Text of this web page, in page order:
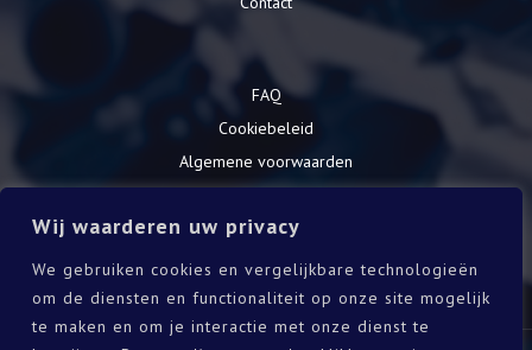
Wij waarderen uw privacy
We gebruiken cookies en vergelijkbare technologieën
om de diensten en functionaliteit op onze site mogelijk
te maken en om je interactie met onze dienst te
FAQ
Cookiebeleid
Algemene voorwaarden
Download onze catalogus